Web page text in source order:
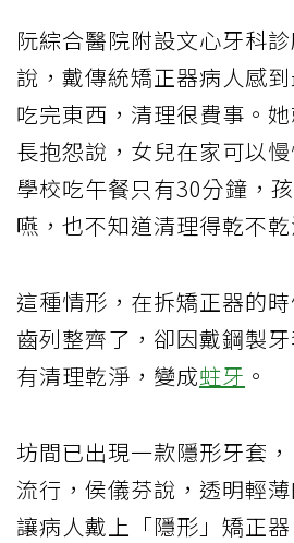
阮綜合醫院附設文心牙科
說，戴傳統矯正器病人感
吃完東西，清理很費事。
長抱怨說，女兒在家可以
學校吃午餐只有30分鐘，
嚥，也不知道清理得乾不乾
這種情形，在拆矯正器的
齒列整齊了，卻因戴鋼製
有清理乾淨，變成蛀牙 。
坊間已出現一款隱形牙套
流行，侯儀芬說，透明輕
讓病人戴上「隱形」矯正